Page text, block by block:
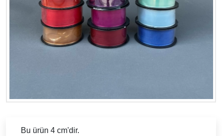
Bu ürün 4 cm'dir.